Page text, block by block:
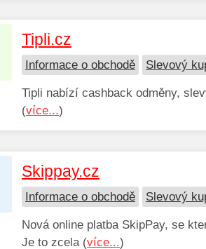
Tipli.cz
Informace o obchodě Slevový
Tipli nabízí cashback odměny,
(více...)
Skippay.cz
Informace o obchodě Slevový
Nová online platba SkipPay, se
Je to zcela (více...)